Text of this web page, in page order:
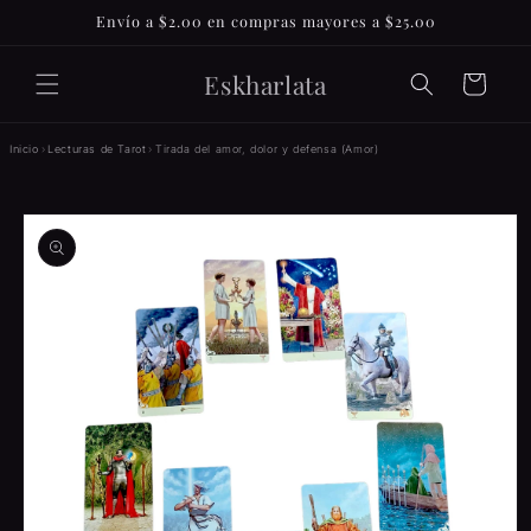
directamenteEnvío a $2.00 en compras mayores a $25.00
Eskharlata Carrito
Inicio › Lecturas de Tarot › Tirada del amor, dolor y defensa (Amor)
directamente
a la
información